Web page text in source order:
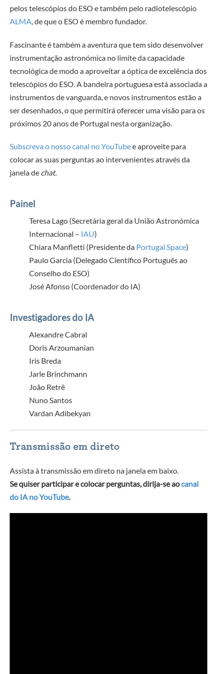
pelos telescópios do ESO e também pelo radiotelescópio
ALMA , de que o ESO é membro fundador.
Fascinante é também a aventura que tem sido desenvolver
instrumentação astronómica no limite da capacidade
tecnológica de modo a aproveitar a óptica de excelência dos
telescópios do ESO. A bandeira portuguesa está associada a
instrumentos de vanguarda, e novos instrumentos estão a
ser desenhados, o que permitirá oferecer uma visão para os
próximos 20 anos de Portugal nesta organização.
Subscreva o nosso canal no YouTubee aproveite para
colocar as suas perguntas ao intervenientes através da
janela de chat.
Painel
Teresa Lago (Secretária geral da União Astronómica
Internacional – IAU)
Chiara Manfletti (Presidente da Portugal Space)
Paulo Garcia (Delegado Científico Português ao
Conselho do ESO)
José Afonso (Coordenador do IA)
Investigadores do IA
Alexandre Cabral
Doris Arzoumanian
Iris Breda
Jarle Brinchmann
João Retrê
Nuno Santos
Vardan Adibekyan
Transmissão em direto
Assista à transmissão em direto na janela em baixo.
Se quiser participar e colocar perguntas, dirija-se aocanal
do IA no YouTube.